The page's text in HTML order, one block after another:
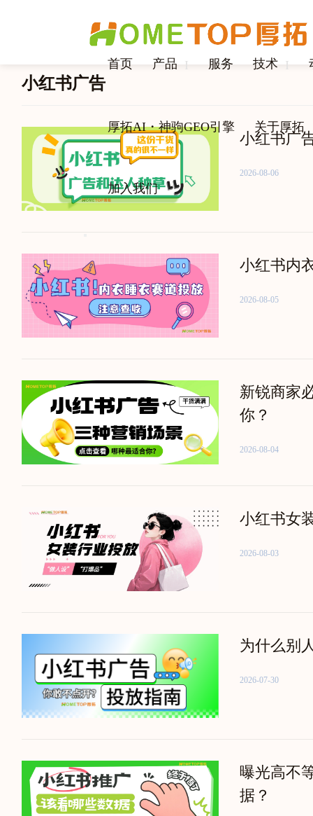
首页 产品 I 服务 技术 I
厚拓AI・神驹GEO引擎 关于厚拓
加入我们
小红书广告
小红书广
2026-08-06
小红书内
2026-08-05
新锐商家
你？
2026-08-04
小红书女
2026-08-03
为什么别
2026-07-30
曝光高不
据？